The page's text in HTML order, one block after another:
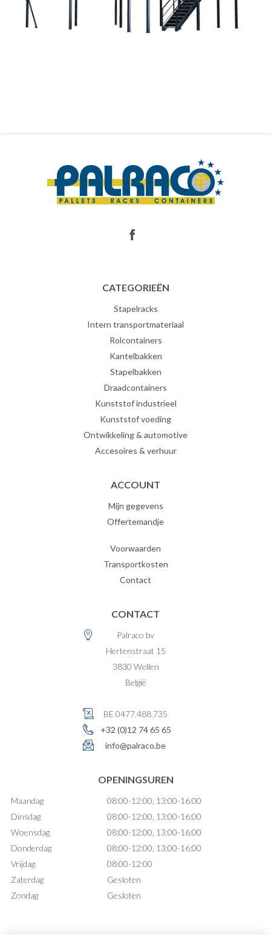
CATEGORIEËN
Stapelracks
Intern transportmateriaal
Rolcontainers
Kantelbakken
Stapelbakken
Draadcontainers
Kunststof industrieel
Kunststof voeding
Ontwikkeling & automotive
Accesoires & verhuur
ACCOUNT
Mijn gegevens
Offertemandje
Voorwaarden
Transportkosten
Contact
CONTACT
Palraco bv
Hertenstraat 15
3830 Wellen
België
BE 0477.488.735
+32 (0)12 74 65 65
info@palraco.be
OPENINGSUREN
Maandag
08:00-12:00, 13:00-16:00
Dinsdag
08:00-12:00, 13:00-16:00
Woensdag
08:00-12:00, 13:00-16:00
Donderdag
08:00-12:00, 13:00-16:00
Vrijdag
08:00-12:00
Zaterdag
Gesloten
Zondag
Gesloten